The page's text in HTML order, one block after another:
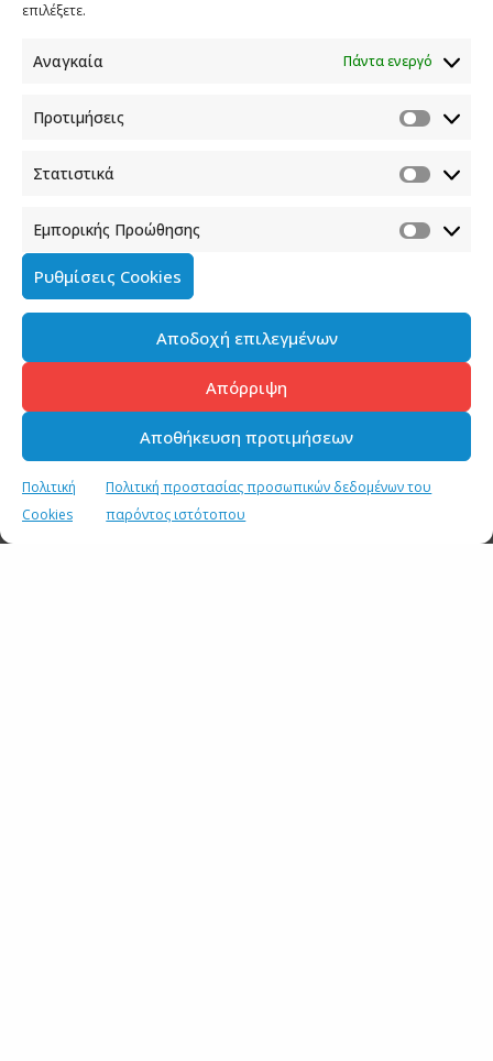
επιλέξετε.
Αναγκαία Πάντα ενεργό
Προτιμήσεις
Στατιστικά
Εμπορικής Προώθησης
Ρυθμίσεις Cookies
Αποδοχή επιλεγμένων
Απόρριψη
Αποθήκευση προτιμήσεων
Πολιτική
Cookies
Πολιτική προστασίας προσωπικών δεδομένων του
παρόντος ιστότοπου